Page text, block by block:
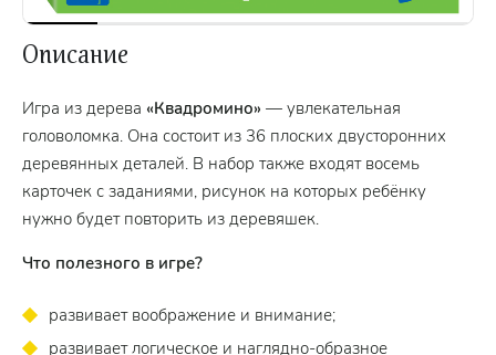
Описание
Игра из дерева «Квадромино» — увлекательная
головоломка. Она состоит из 36 плоских двусторонних
деревянных деталей. В набор также входят восемь
карточек с заданиями, рисунок на которых ребёнку
нужно будет повторить из деревяшек.
Что полезного в игре?
развивает воображение и внимание;
развивает логическое и наглядно-образное